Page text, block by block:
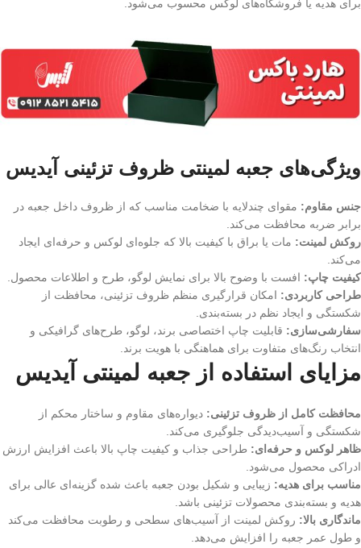
برای هدیه یا فروشگاه‌های لوکس محسوب می‌شود.
ویژگی‌های جعبه لمینتی ظروف تزئینی آیدیس
جنس مقاوم: مقوای چندلایه با ضخامت مناسب که از ظروف داخل جعبه در
برابر ضربه محافظت می‌کند.
روکش لمینت: مات یا براق با کیفیت بالا که جلوه‌ای لوکس و حرفه‌ای ایجاد
می‌کند.
کیفیت چاپ: افست با وضوح بالا برای نمایش لوگو، طرح و اطلاعات محصول.
طراحی کاربردی: امکان قرارگیری منظم ظروف تزئینی، محافظت از
شکستگی و ایجاد نظم در بسته‌بندی.
سفارشی‌سازی: قابلیت چاپ اختصاصی برند، لوگو، طرح‌های گرافیکی و
انتخاب رنگ‌های متفاوت برای هماهنگی با هویت برند.
مزایای استفاده از جعبه لمینتی آیدیس
محافظت کامل از ظروف تزئینی: دیواره‌های مقاوم و ساختار محکم از
شکستگی و آسیب‌دیدگی جلوگیری می‌کند.
ظاهر لوکس و حرفه‌ای: طراحی جذاب و کیفیت چاپ بالا باعث افزایش ارزش
ادراکی محصول می‌شود.
مناسب برای هدیه: زیبایی و شکیل بودن جعبه باعث شده گزینه‌ای عالی برای
هدیه و بسته‌بندی محصولات تزئینی باشد.
ماندگاری بالا: روکش لمینت از آسیب‌های سطحی و رطوبت محافظت می‌کند
و طول عمر جعبه را افزایش می‌دهد.